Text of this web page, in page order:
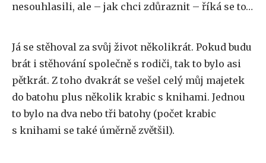
nesouhlasili, ale – jak chci zdůraznit – říká se to…
Já se stěhoval za svůj život několikrát. Pokud budu
brát i stěhování společně s rodiči, tak to bylo asi
pětkrát. Z toho dvakrát se vešel celý můj majetek
do batohu plus několik krabic s knihami. Jednou
to bylo na dva nebo tři batohy (počet krabic
s knihami se také úměrně zvětšil).